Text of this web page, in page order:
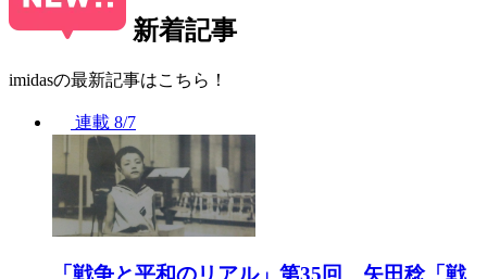
新着記事
imidasの最新記事はこちら！
連載 8/7
「戦争と平和のリアル」第35回 矢田稔「戦